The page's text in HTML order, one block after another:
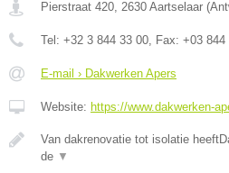
Pierstraat 420 2630 Aartselaar (
Tel: +32 3 844 33 00 , Fax: +03 844
E-mail › Dakwerken Apers
Website: https://www.dakwerken-
Van dakrenovatie tot isolatie
de ▼